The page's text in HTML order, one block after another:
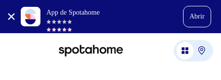
App de Spotahome
Abrir